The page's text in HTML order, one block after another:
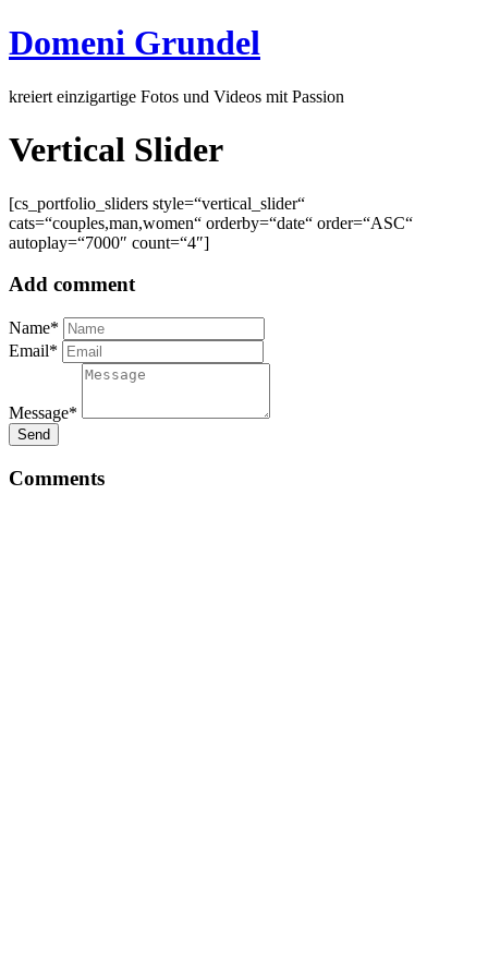
Domeni Grundel
kreiert einzigartige Fotos und Videos mit Passion
Vertical Slider
[cs_portfolio_sliders style=“vertical_slider“
cats=“couples,man,women“ orderby=“date“ order=“ASC“
autoplay=“7000″ count=“4″]
Add comment
Name*
Email*
Message*
Send
Comments